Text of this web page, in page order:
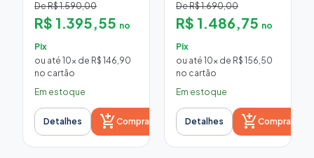
Tech: REP-A
homologado, leitor
biométrico 500 DPI,
cartão e senha, sem
impressora e
comunicação em tempo
real com o Time Pro
Web.
De R$ 1.590,00
R$ 1.395,55 no
Pix
ou até 10x de R$ 146,90
no cartão
Em estoque
Detalhes add_shopping_cartComprar
REP-C homologado,
leitor biométrico 500
DPI, cartão e senha,
impressão térmica e
comunicação em tempo
real com o Time Pro
Web.
De R$ 1.690,00
R$ 1.486,75 no
Pix
ou até 10x de R$ 156,50
no cartão
Em estoque
Detalhes add_shopping_cartComprar